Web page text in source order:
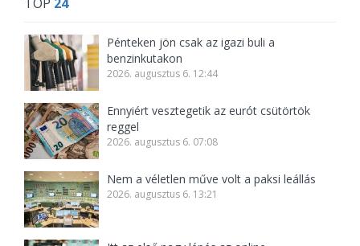
Pénteken jön csak az igazi buli a
benzinkutakon
2026. augusztus 6. 12:44
Ennyiért vesztegetik az eurót csütörtök
reggel
2026. augusztus 6. 07:08
Nem a véletlen műve volt a paksi leállás
2026. augusztus 6. 13:21